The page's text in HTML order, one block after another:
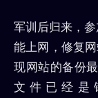
军训后归来，
能上网，修复
现网站的备份
文件已经是